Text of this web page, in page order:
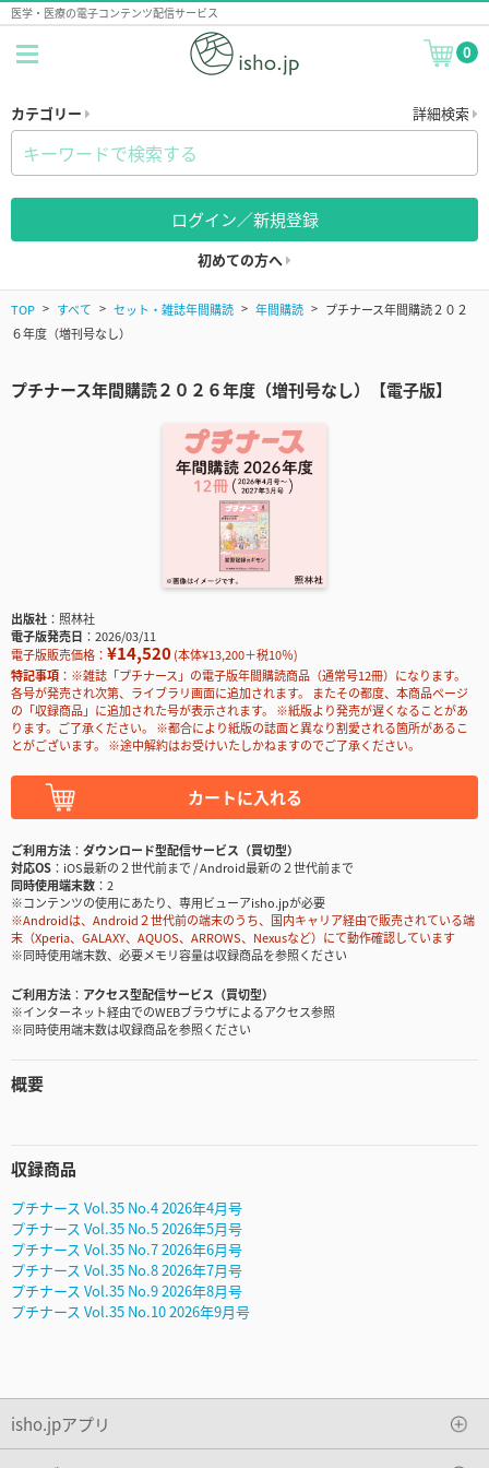
医学・医療の電子コンテンツ配信サービス
0
カテゴリー 詳細検索
ログイン／新規登録
初めての方へ
TOP すべて セット・雑誌年間購読 年間購読
プチナース年間購読２０２
６年度（増刊号なし）
プチナース年間購読２０２６年度（増刊号なし）【電子版】
出版社
照林社
電子版発売日
2026/03/11
電子版販売価格： ¥14,520(本体¥13,200＋税10％)
特記事項
※雑誌「プチナース」の電子版年間購読商品（通常号12冊）になります。
各号が発売され次第、ライブラリ画面に追加されます。 またその都度、本商品ページ
の「収録商品」に追加された号が表示されます。 ※紙版より発売が遅くなることがあ
ります。ご了承ください。 ※都合により紙版の誌面と異なり割愛される箇所があるこ
とがございます。 ※途中解約はお受けいたしかねますのでご了承ください。
カートに入れる
ご利用方法
ダウンロード型配信サービス（買切型）
対応OS
iOS最新の２世代前まで / Android最新の２世代前まで
同時使用端末数
2
※コンテンツの使用にあたり、専用ビューアisho.jpが必要
※Androidは、Android２世代前の端末のうち、国内キャリア経由で販売されている端
末（Xperia、GALAXY、AQUOS、ARROWS、Nexusなど）にて動作確認しています
※同時使用端末数、必要メモリ容量は収録商品を参照ください
ご利用方法
アクセス型配信サービス（買切型）
※インターネット経由でのWEBブラウザによるアクセス参照
※同時使用端末数は収録商品を参照ください
概要
収録商品
プチナース Vol.35 No.4 2026年4月号
プチナース Vol.35 No.5 2026年5月号
プチナース Vol.35 No.7 2026年6月号
プチナース Vol.35 No.8 2026年7月号
プチナース Vol.35 No.9 2026年8月号
プチナース Vol.35 No.10 2026年9月号
isho.jpアプリ